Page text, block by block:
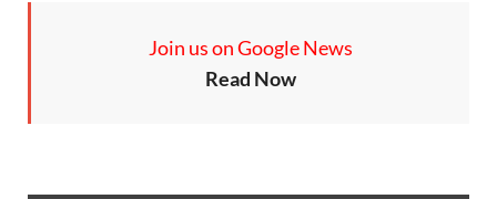
Join us on Google News
Read Now